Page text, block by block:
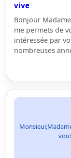
vive
Bonjour
me permets de
intéressée par
nombreuses